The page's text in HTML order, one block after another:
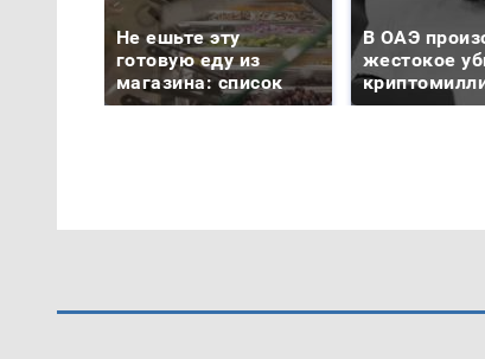
Не ешьте эту
готовую еду из
магазина: список
В ОАЭ
жестокое